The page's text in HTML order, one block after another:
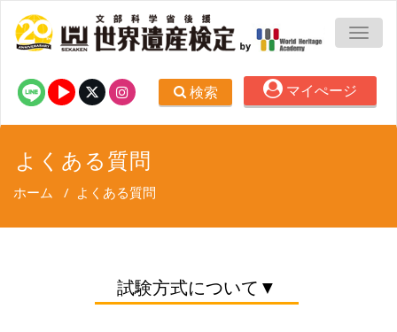
検索 マイぺージ
よくある質問
ホーム / よくある質問
試験方式について▼